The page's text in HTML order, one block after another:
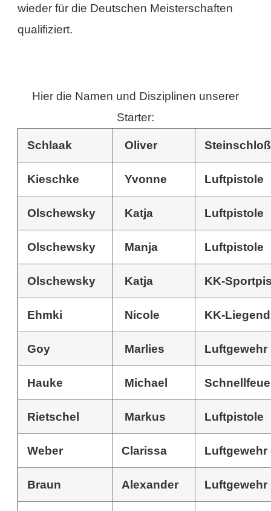
wieder für die Deutschen Meisterschaften
qualifiziert.
Hier die Namen und Disziplinen unserer
Starter:
Schlaak Oliver
Kieschke Yvonne Luftpistole
Olschewsky Katja Luftpistole
Olschewsky Manja Luftpistole
Olschewsky Katja KK-
Ehmki Nicole KK-Liegend
Goy Marlies Luftgewehr
Hauke Michael
Rietschel Markus Luftpistole
Weber Clarissa
Braun Alexander Luftgewehr